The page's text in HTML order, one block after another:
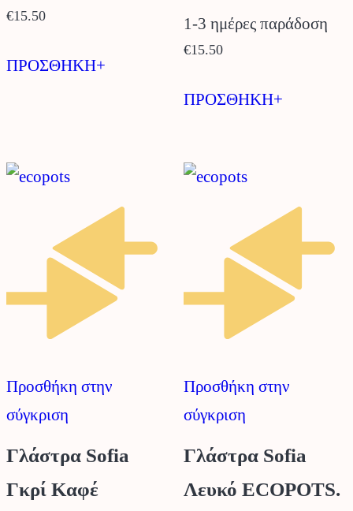
€15.50
ΠΡΟΣΘΗΚΗ+
1-3 ημέρες παράδοση
€15.50
ΠΡΟΣΘΗΚΗ+
Προσθήκη στην
σύγκριση
Γλάστρα Sofia
Γκρί Καφέ
Προσθήκη στην
σύγκριση
Γλάστρα Sofia
Λευκό ECOPOTS.